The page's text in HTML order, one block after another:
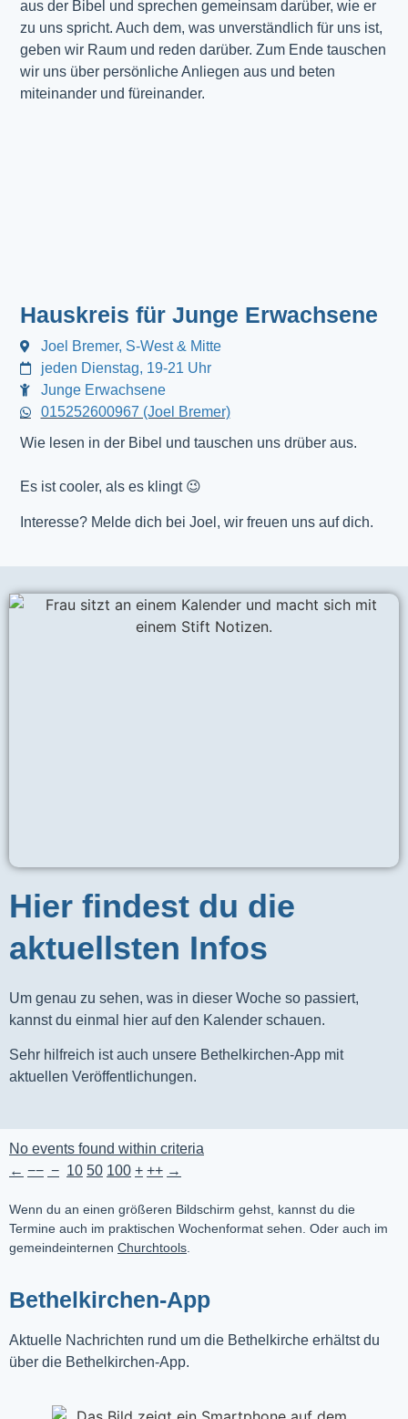
aus der Bibel und sprechen gemeinsam darüber, wie er
zu uns spricht. Auch dem, was unverständlich für uns ist,
geben wir Raum und reden darüber. Zum Ende tauschen
wir uns über persönliche Anliegen aus und beten
miteinander und füreinander.
Hauskreis für Junge Erwachsene
Joel Bremer, S-West & Mitte
jeden Dienstag, 19-21 Uhr
Junge Erwachsene
015252600967 (Joel Bremer)
Wie lesen in der Bibel und tauschen uns drüber aus.
Es ist cooler, als es klingt 😉
Interesse? Melde dich bei Joel, wir freuen uns auf dich.
Hier findest du die
aktuellsten Infos
Um genau zu sehen, was in dieser Woche so passiert,
kannst du einmal hier auf den Kalender schauen.
Sehr hilfreich ist auch unsere Bethelkirchen-App mit
aktuellen Veröffentlichungen.
No events found within criteria
← −− − 10 50 100 + ++ →
Wenn du an einen größeren Bildschirm gehst, kannst du die
Termine auch im praktischen Wochenformat sehen. Oder auch im
gemeindeinternen Churchtools
Bethelkirchen-App
Aktuelle Nachrichten rund um die Bethelkirche erhältst du
über die Bethelkirchen-App.